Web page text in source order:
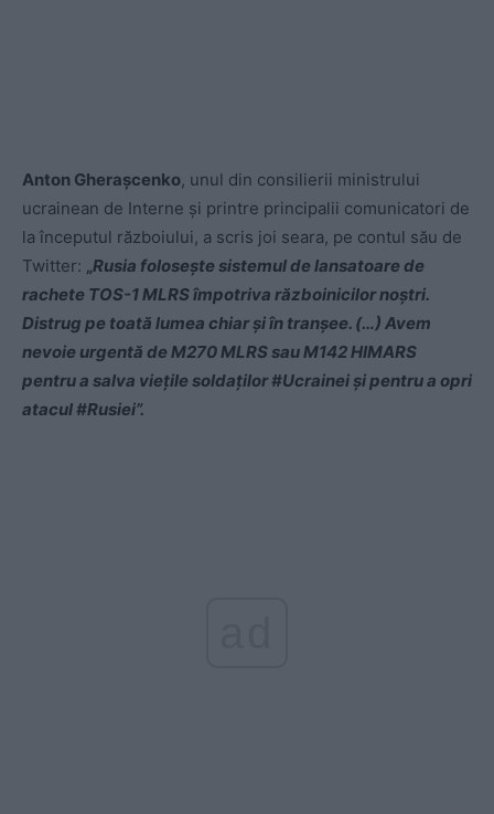
Anton Gherașcenko, unul din consilierii ministrului
ucrainean de Interne și printre principalii comunicatori de
la începutul războiului, a scris joi seara, pe contul său de
Twitter: „Rusia folosește sistemul de lansatoare de
rachete TOS-1 MLRS împotriva războinicilor noștri.
Distrug pe toată lumea chiar și în tranșee. (…) Avem
nevoie urgentă de M270 MLRS sau M142 HIMARS
pentru a salva viețile soldaților #Ucrainei și pentru a opri
atacul #Rusiei”.